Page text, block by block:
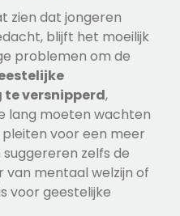
zien dat jongeren
blijft het moeilijk
problemen om de
te versnipperd,
lang moeten wachten
voor een meer
zelfs de
van mentaal welzijn of
voor geestelijke